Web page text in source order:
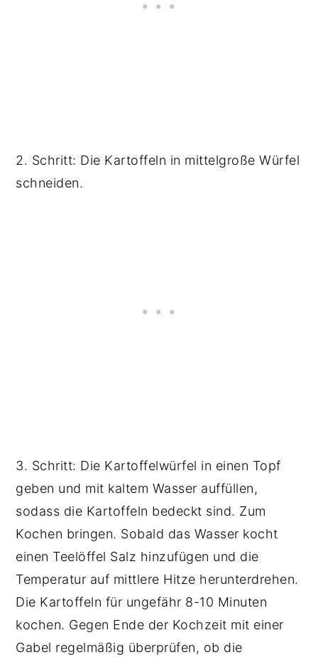
2. Schritt: Die Kartoffeln in mittelgroße Würfel
schneiden.
3. Schritt: Die Kartoffelwürfel in einen Topf
geben und mit kaltem Wasser auffüllen,
sodass die Kartoffeln bedeckt sind. Zum
Kochen bringen. Sobald das Wasser kocht
einen Teelöffel Salz hinzufügen und die
Temperatur auf mittlere Hitze herunterdrehen.
Die Kartoffeln für ungefähr 8-10 Minuten
kochen. Gegen Ende der Kochzeit mit einer
Gabel regelmäßig überprüfen, ob die